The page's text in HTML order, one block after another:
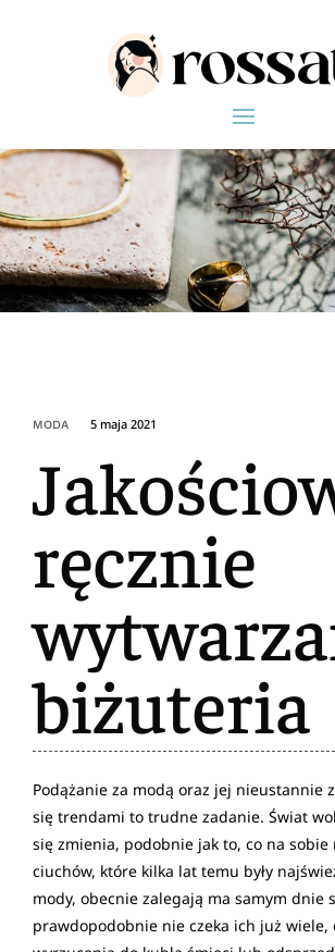
MODA 5 maja 2021
ręcznie
biżuteria
Podążanie za modą oraz jej nieustannie
się trendami to trudne zadanie. Świat
się zmienia, podobnie jak to, co na sobie
ciuchów, które kilka lat temu były
mody, obecnie zalegają ma samym dnie
prawdopodobnie nie czeka ich już wiele,